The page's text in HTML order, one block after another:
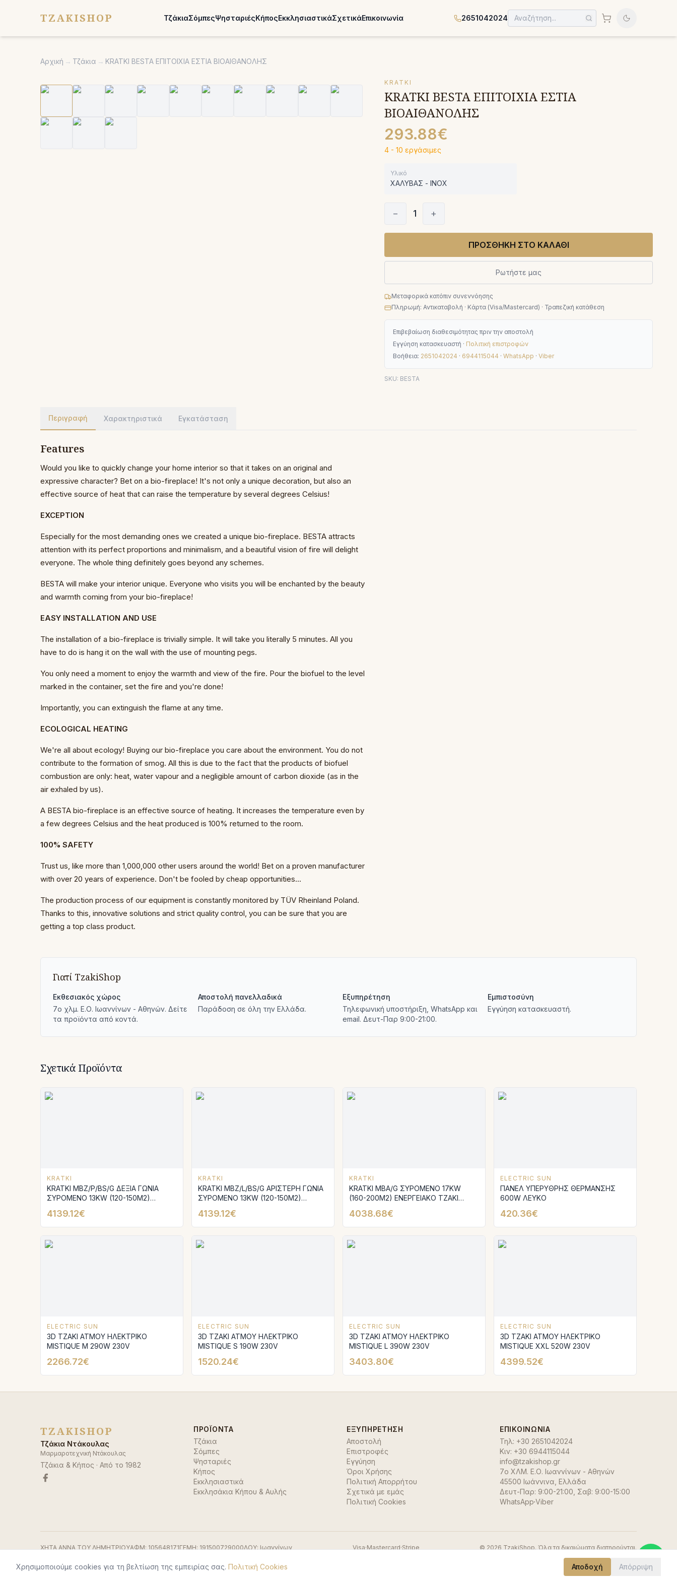
TZAKISHOP ΤζάκιαΣόμπεςΨησταριέςΚήποςΕκκλησιαστικάΣχετικάΕπικοινωνία 2651042024
Αρχική → Τζάκια → KRATKI BESTA ΕΠΙΤΟΙΧΙΑ ΕΣΤΙΑ ΒΙΟΑΙΘΑΝΟΛΗΣ
KRATKI
KRATKI BESTA ΕΠΙΤΟΙΧΙΑ ΕΣΤΙΑ
ΒΙΟΑΙΘΑΝΟΛΗΣ
293.88€
4 - 10 εργάσιμες
Υλικό
ΧΑΛΥΒΑΣ - INOX
− 1 +
ΠΡΟΣΘΗΚΗ ΣΤΟ ΚΑΛΑΘΙ
Ρωτήστε μας
Μεταφορικά κατόπιν συνεννόησης
Πληρωμή: Αντικαταβολή · Κάρτα (Visa/Mastercard) · Τραπεζική κατάθεση
Επιβεβαίωση διαθεσιμότητας πριν την αποστολή
Εγγύηση κατασκευαστή · Πολιτική επιστροφών
Βοήθεια: 2651042024 · 6944115044 · WhatsApp · Viber
SKU: BESTA
Περιγραφή Χαρακτηριστικά Εγκατάσταση
Features
Would you like to quickly change your home interior so that it takes on an original and
expressive character? Bet on a bio-fireplace! It's not only a unique decoration, but also an
effective source of heat that can raise the temperature by several degrees Celsius!
EXCEPTION
Especially for the most demanding ones we created a unique bio-fireplace. BESTA attracts
attention with its perfect proportions and minimalism, and a beautiful vision of fire will delight
everyone. The whole thing definitely goes beyond any schemes.
BESTA will make your interior unique. Everyone who visits you will be enchanted by the beauty
and warmth coming from your bio-fireplace!
EASY INSTALLATION AND USE
The installation of a bio-fireplace is trivially simple. It will take you literally 5 minutes. All you
have to do is hang it on the wall with the use of mounting pegs.
You only need a moment to enjoy the warmth and view of the fire. Pour the biofuel to the level
marked in the container, set the fire and you're done!
Importantly, you can extinguish the flame at any time.
ECOLOGICAL HEATING
We're all about ecology! Buying our bio-fireplace you care about the environment. You do not
contribute to the formation of smog. All this is due to the fact that the products of biofuel
combustion are only: heat, water vapour and a negligible amount of carbon dioxide (as in the
air exhaled by us).
A BESTA bio-fireplace is an effective source of heating. It increases the temperature even by
a few degrees Celsius and the heat produced is 100% returned to the room.
100% SAFETY
Trust us, like more than 1,000,000 other users around the world! Bet on a proven manufacturer
with over 20 years of experience. Don't be fooled by cheap opportunities...
The production process of our equipment is constantly monitored by TÜV Rheinland Poland.
Thanks to this, innovative solutions and strict quality control, you can be sure that you are
getting a top class product.
Γιατί TzakiShop
Εκθεσιακός χώρος
7ο χλμ. Ε.Ο. Ιωαννίνων - Αθηνών. Δείτε
τα προϊόντα από κοντά.
Αποστολή πανελλαδικά
Παράδοση σε όλη την Ελλάδα.
Εξυπηρέτηση
Τηλεφωνική υποστήριξη, WhatsApp και
email. Δευτ-Παρ 9:00-21:00.
Εμπιστοσύνη
Εγγύηση κατασκευαστή.
Σχετικά Προϊόντα
KRATKI
KRATKI MBZ/P/BS/G ΔΕΞΙΑ ΓΩΝΙΑ
ΣΥΡΟΜΕΝΟ 13KW (120-150M2)
ΛΕΥΚΑ ΚΕΡΑΜΙΚΑ TERMOTEC
4139.12€
KRATKI
KRATKI MBZ/L/BS/G ΑΡΙΣΤΕΡΗ ΓΩΝΙΑ
ΣΥΡΟΜΕΝΟ 13KW (120-150Μ2)
ΛΕΥΚΑ ΚΕΡΑΜΙΚΑ TERMOTEC
4139.12€
KRATKI
KRATKI MBA/G ΣΥΡΟΜΕΝΟ 17KW
(160-200M2) ΕΝΕΡΓΕΙΑΚΟ ΤΖΑΚΙ
TERMOTEC
4038.68€
ELECTRIC SUN
ΠΑΝΕΛ ΥΠΕΡΥΘΡΗΣ ΘΕΡΜΑΝΣΗΣ
600W ΛΕΥΚΟ
420.36€
ELECTRIC SUN
3D ΤΖΑΚΙ ΑΤΜΟΥ ΗΛΕΚΤΡΙΚΟ
MISTΙQUE M 290W 230V
2266.72€
ELECTRIC SUN
3D ΤΖΑΚΙ ΑΤΜΟΥ ΗΛΕΚΤΡΙΚΟ
MISTIQUE S 190W 230V
1520.24€
ELECTRIC SUN
3D ΤΖΑΚΙ ΑΤΜΟΥ ΗΛΕΚΤΡΙΚΟ
MISTIQUE L 390W 230V
3403.80€
ELECTRIC SUN
3D ΤΖΑΚΙ ΑΤΜΟΥ ΗΛΕΚΤΡΙΚΟ
MISTIQUE XXL 520W 230V
4399.52€
TZAKISHOP
Τζάκια Ντάκουλας
Μαρμαροτεχνική Ντάκουλας
Τζάκια & Κήπος · Από το 1982
ΠΡΟΪΌΝΤΑ
Τζάκια
Σόμπες
Ψησταριές
Κήπος
Εκκλησιαστικά
Εκκλησάκια Κήπου & Αυλής
ΕΞΥΠΗΡΈΤΗΣΗ
Αποστολή
Επιστροφές
Εγγύηση
Όροι Χρήσης
Πολιτική Απορρήτου
Σχετικά με εμάς
Πολιτική Cookies
ΕΠΙΚΟΙΝΩΝΊΑ
Τηλ: +30 2651042024
Κιν: +30 6944115044
info@tzakishop.gr
7ο ΧΛΜ. Ε.Ο. Ιωαννίνων - Αθηνών
45500 Ιωάννινα Ελλάδα
Δευτ-Παρ: 9:00-21:00, Σαβ: 9:00-15:00
WhatsApp·Viber
ΧΗΤΑ ΑΝΝΑ ΤΟΥ ΔΗΜΗΤΡΙΟΥΑΦΜ: 105648171ΓΕΜΗ: 191500729000ΔΟΥ: Ιωαννίνων Visa·Mastercard·Stripe © 2026 TzakiShop. Όλα τα δικαιώματα διατηρούνται.
Χρησιμοποιούμε cookies για τη βελτίωση της εμπειρίας σας. Πολιτική Cookies Αποδοχή Απόρριψη